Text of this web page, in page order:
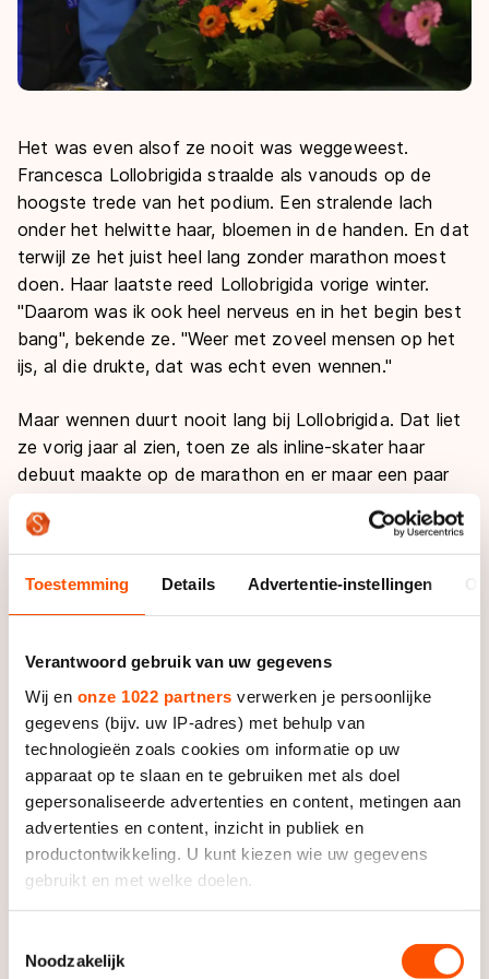
Toestemming Details Advertentie-instellingen
Verantwoord gebruik van uw gegevens
Wij en onze 1022 partners verwerken je persoonlijke
gegevens (bijv. uw IP-adres) met behulp van
technologieën zoals cookies om informatie op uw
apparaat op te slaan en te gebruiken met als doel
gepersonaliseerde advertenties en content, metingen aan
advertenties en content, inzicht in publiek en
productontwikkeling. U kunt kiezen wie uw gegevens
gebruikt en met welke doelen.
Informatie verzamelen over uw geografische locatie,
Noodzakelijk
Het was even alsof ze nooit was weggeweest.
Francesca Lollobrigida straalde als vanouds op de
hoogste trede van het podium. Een stralende lach
onder het helwitte haar, bloemen in de handen. En dat
terwijl ze het juist heel lang zonder marathon moest
doen. Haar laatste reed Lollobrigida vorige winter.
"Daarom was ik ook heel nerveus en in het begin best
bang", bekende ze. "Weer met zoveel mensen op het
ijs, al die drukte, dat was echt even wennen."
Maar wennen duurt nooit lang bij Lollobrigida. Dat liet
ze vorig jaar al zien, toen ze als inline-skater haar
debuut maakte op de marathon en er maar een paar
boeken. Uiteindelijk schreef ze er drie op haar naam en
was ze zo’n beetje de snelste vrouw in het peloton.
Dat predikaat is dit seizoen voor Irene Schouten, maar
de zege houden en moest constateren dat ineens alle
sprinters uit het peloton moesten buigen voor ‘Lollo’.
Maar van rancune was geen sprake.
"Ik vind dit alleen maar mooi", stelde Schouten. "Een
beetje extra concurrentie is altijd lekker en goed voor
de wedstrijd. Ik had alleen graag rechtstreeks met
haar om de winst gesprint, maar dat zat er niet in. Ik
werd in de laatste bocht buitenom geblokt, terwijl
Lollobrigida binnendoor ging. Toen was ze meteen